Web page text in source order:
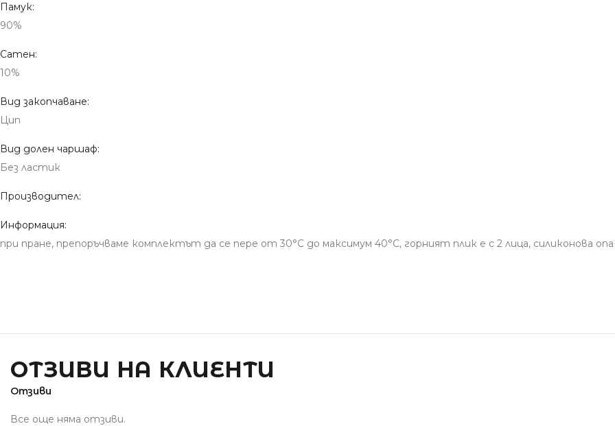
Памук:
90%
Сатен:
10%
Вид закопчаване:
Цип
Вид долен чаршаф:
Без ластик
Производител:
Информация:
при пране, препоръчваме комплектът да се пере от 30°С до максимум 40°С, горният плик е с 2 лица, силиконова
ОТЗИВИ НА КЛИЕНТИ
Отзиви
Все още няма отзиви.